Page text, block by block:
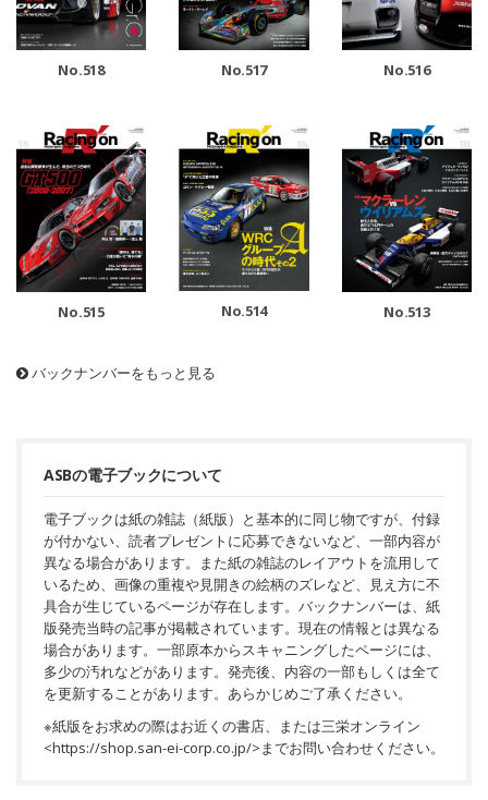
No.518 No.517 No.516
No.515 No.514 No.513
バックナンバーをもっと見る
ASBの電子ブックについて
電子ブックは紙の雑誌（紙版）と基本的に同じ物ですが、付録
が付かない、読者プレゼントに応募できないなど、一部内容が
異なる場合があります。また紙の雑誌のレイアウトを流用して
いるため、画像の重複や見開きの絵柄のズレなど、見え方に不
具合が生じているページが存在します。バックナンバーは、紙
版発売当時の記事が掲載されています。現在の情報とは異なる
場合があります。一部原本からスキャニングしたページには、
多少の汚れなどがあります。発売後、内容の一部もしくは全て
を更新することがあります。あらかじめご了承ください。
※紙版をお求めの際はお近くの書店、または三栄オンライン
<https://shop.san-ei-corp.co.jp/>までお問い合わせください。